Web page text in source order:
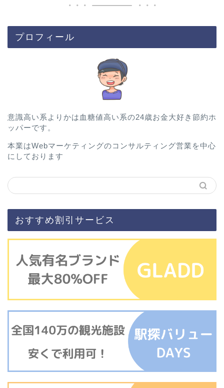
プロフィール
意識高い系よりかは血糖値高い系の24歳お金大好き節約ホ
ッパーです。
本業はWebマーケティングのコンサルティング営業を中心
にしております
おすすめ割引サービス